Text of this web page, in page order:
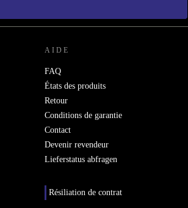
NEW.
AIDE
FAQ
États des produits
Retour
Conditions de garantie
Contact
Devenir revendeur
Lieferstatus abfragen
Résiliation de contrat